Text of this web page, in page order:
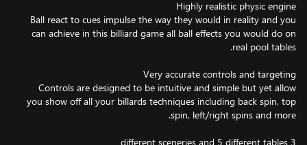
Ball react to cues impulse the way they would in reality and you
can achieve in this billiard game all ball effects you would do on
Controls are designed to be intuitive and simple but yet allow
you show off all your billards techniques including back spin, top